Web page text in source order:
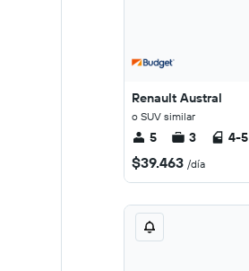
Renault Austral
o SUV similar
5 3 4-5
$39.463 /día